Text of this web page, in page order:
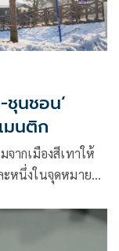
นชอน’
มนติก
ากเมืองสีเทาให้
ะหนึ่งในจุดหมาย